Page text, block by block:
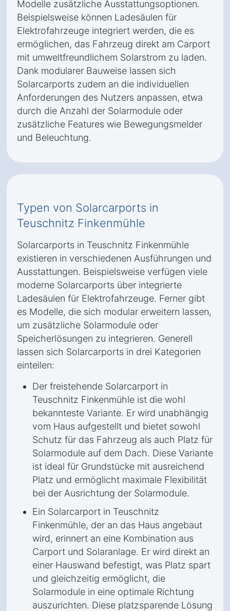
Modelle zusätzliche Ausstattungsoptionen.
Beispielsweise können Ladesäulen für
Elektrofahrzeuge integriert werden, die es
ermöglichen, das Fahrzeug direkt am Carport
mit umweltfreundlichem Solarstrom zu laden.
Dank modularer Bauweise lassen sich
Solarcarports zudem an die individuellen
Anforderungen des Nutzers anpassen, etwa
durch die Anzahl der Solarmodule oder
zusätzliche Features wie Bewegungsmelder
und Beleuchtung.
Typen von Solarcarports in
Teuschnitz Finkenmühle
Solarcarports in Teuschnitz Finkenmühle
existieren in verschiedenen Ausführungen und
Ausstattungen. Beispielsweise verfügen viele
moderne Solarcarports über integrierte
Ladesäulen für Elektrofahrzeuge. Ferner gibt
es Modelle, die sich modular erweitern lassen,
um zusätzliche Solarmodule oder
Speicherlösungen zu integrieren. Generell
lassen sich Solarcarports in drei Kategorien
einteilen:
Der freistehende Solarcarport in
Teuschnitz Finkenmühle ist die wohl
bekannteste Variante. Er wird unabhängig
vom Haus aufgestellt und bietet sowohl
Schutz für das Fahrzeug als auch Platz für
Solarmodule auf dem Dach. Diese Variante
ist ideal für Grundstücke mit ausreichend
Platz und ermöglicht maximale Flexibilität
bei der Ausrichtung der Solarmodule.
Ein Solarcarport in Teuschnitz
Finkenmühle, der an das Haus angebaut
wird, erinnert an eine Kombination aus
Carport und Solaranlage. Er wird direkt an
einer Hauswand befestigt, was Platz spart
und gleichzeitig ermöglicht, die
Solarmodule in eine optimale Richtung
auszurichten. Diese platzsparende Lösung